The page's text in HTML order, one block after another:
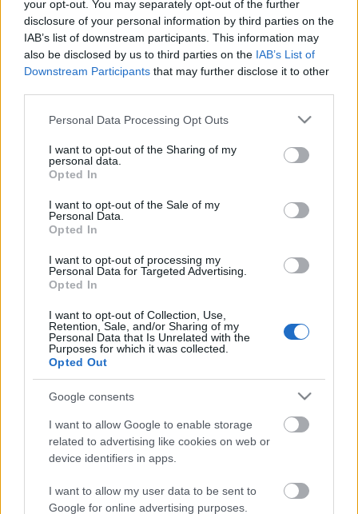
your opt-out. You may separately opt-out of the further
disclosure of your personal information by third parties on the
IAB’s list of downstream participants. This information may
also be disclosed by us to third parties on the IAB’s List of
Downstream Participants that may further disclose it to other
Please note that this website/app uses one or more Google
not limited to your visit or usage behaviour. You may click to
grant or deny consent to Google and its third-party tags to
use your data for below specified purposes in below Google
consent section.
Personal Data Processing Opt Outs
I want to opt-out of the Sharing of my
personal data.
Opted In
I want to opt-out of the Sale of my
Personal Data.
Opted In
I want to opt-out of processing my
Personal Data for Targeted Advertising.
Opted In
I want to opt-out of Collection, Use,
Retention, Sale, and/or Sharing of my
Personal Data that Is Unrelated with the
Purposes for which it was collected.
Opted Out
Google consents
I want to allow Google to enable storage
related to advertising like cookies on web or
device identifiers in apps.
I want to allow my user data to be sent to
Google for online advertising purposes.
Ezer éve nem láttalak
stolzingimalter • 2020. október 20.
Önellenőrzési céllal megnéztem az István, a király
filmet, a lényeget tekintve tényleg jó, a nem lényeget
tekintve elég rémes a sok timárpéterezés benne,
fölösleges filmtrükkök. Vagy lehet, hogy nem
fölöslegesek, ezzel próbálták javítani a szájszinkron
problémákat talán. De nem is ez a szíven ütő…